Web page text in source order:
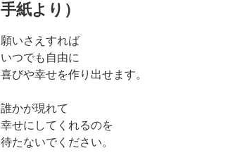
手紙より）
願いさえすれば
いつでも自由に
喜びや幸せを作り出せます。
誰かが現れて
幸せにしてくれるのを
待たないでください。